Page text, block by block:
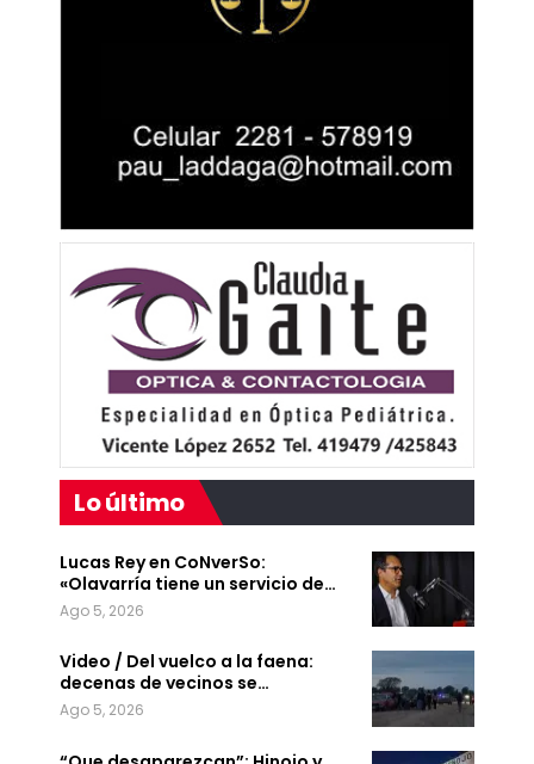
Lo último
Lucas Rey en CoNverSo:
«Olavarría tiene un servicio de…
Ago 5, 2026
Video / Del vuelco a la faena:
decenas de vecinos se…
Ago 5, 2026